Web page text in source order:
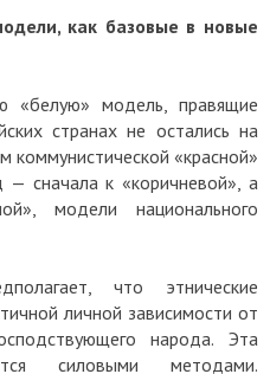
как базовые в новые
«белую» модель, правящие
странах не остались на
коммунистической «красной»
сначала к «коричневой», а
модели национального
что этнические
личной зависимости от
народа. Эта
силовыми методами.